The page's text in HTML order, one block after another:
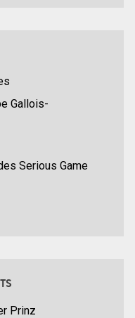
Gallois-
Serious Game
Prinz